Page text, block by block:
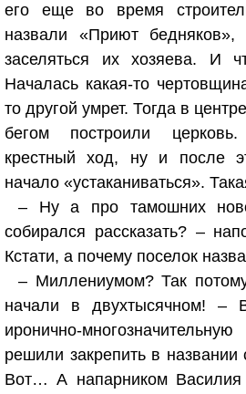
его еще во время
назвали «Приют бедняков»,
заселяться их хозяева. И
Началась какая-то
то другой умрет. Тогда в
бегом построили
крестный ход, ну и после
начало «устаканиваться».
– Ну а про тамошних
собирался рассказать? –
Кстати, а почему поселок
– Миллениумом? Так
начали в двухтысячном! –
иронично-
решили закрепить в
Вот… А напарником Василия